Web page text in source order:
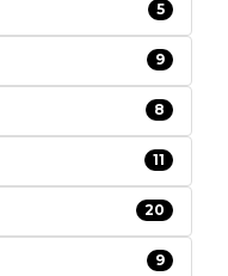
5
9
8
11
20
9